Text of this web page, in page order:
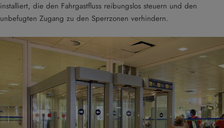
installiert, die den Fahrgastfluss reibungslos steuern und den
unbefugten Zugang zu den Sperrzonen verhindern.